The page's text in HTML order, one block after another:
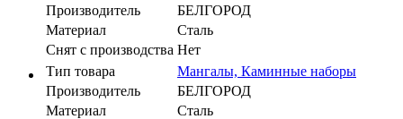
Производитель
БЕЛГОРОД
Материал
Сталь
Cнят с производства Нет
Тип товара
Мангалы, Каминные наборы
Производитель
БЕЛГОРОД
Материал
Сталь